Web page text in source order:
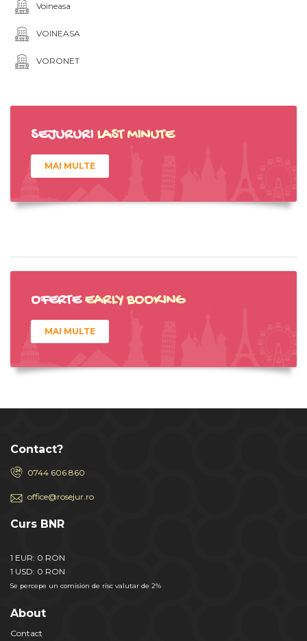
Voineasa
VOINEASA
VORONET
SEJURURI LAST MINUTE
MAI MULTE
OFERTEEARLY BOOKING
MAI MULTE
Contact?
0744 606 860
office@rosejur.ro
Curs BNR
1 EUR: 0 RON
1 USD: 0 RON
Se percepe un comision de risc valutar de 2%
About
Contact